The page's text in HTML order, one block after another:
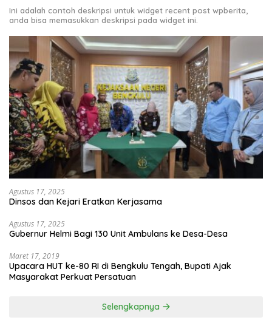
Ini adalah contoh deskripsi untuk widget recent post wpberita,
anda bisa memasukkan deskripsi pada widget ini.
Agustus 17, 2025
Dinsos dan Kejari Eratkan Kerjasama
Agustus 17, 2025
Gubernur Helmi Bagi 130 Unit Ambulans ke Desa-Desa
Maret 17, 2019
Upacara HUT ke-80 RI di Bengkulu Tengah, Bupati Ajak
Masyarakat Perkuat Persatuan
Selengkapnya